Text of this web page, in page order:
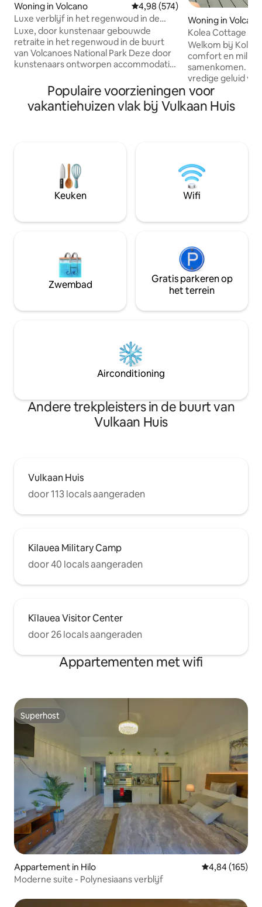
Woning in Volcano Gemiddelde beoordeling van
4,98 (574)
Luxe verblijf in het regenwoud in de
buurt van vulkanen Nat. Park
Luxe, door kunstenaar gebouwde
retraite in het regenwoud in de buurt
van Volcanoes National Park Deze door
kunstenaars ontworpen accommodatie
Discovery Channel (Building off the
Grid), ligt in de buurt van Hawaiʻi
Volcanoes National Park en combineert
woning met twee slaapkamers ligt op
drie privéhectare op de helling van
Kīlauea en biedt plaats aan zes
personen. Met moderne voorzieningen
artistiek ontwerp biedt het een
Woning in Volcano
Kolea Cottage -
Volcano National
Welkom bij Kolea
comfort en
samenkomen. Word wakker met het
vredige geluid
zingen, omringd
weelderig
regenwoud. Het
schilderachtige
heeft. Je kunt je
met het bekijken
wandelen in het
wijnmakerij
Populaire voorzieningen voor
vakantiehuizen vlak bij Vulkaan Huis
Keuken Wifi
Zwembad
Gratis parkeren op
het terrein
Airconditioning
Andere trekpleisters in de buurt van
Vulkaan Huis
Vulkaan Huis
door 113 locals aangeraden
Kilauea Military Camp
door 40 locals aangeraden
Kīlauea Visitor Center
door 26 locals aangeraden
Appartementen met wifi
Superhost
Superhost
Appartement in Hilo Gemiddelde
4,84 (165)
Moderne suite - Polynesiaans verblijf